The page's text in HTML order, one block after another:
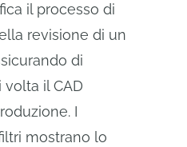
il processo di
revisione di un
di
il CAD
I
mostrano lo